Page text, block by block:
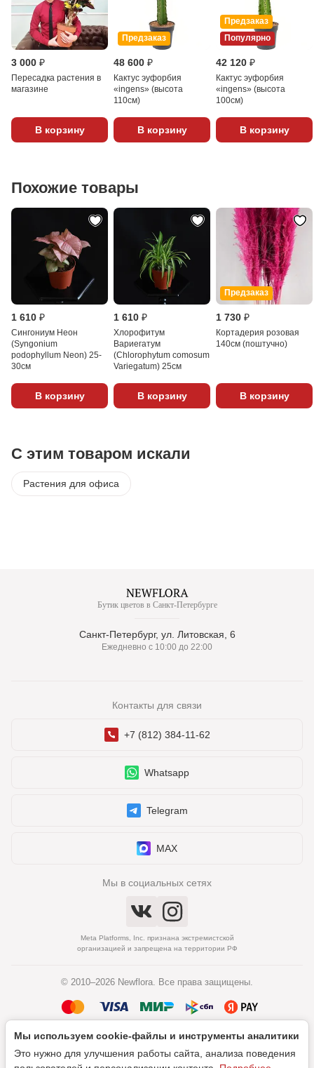
3 000 ₽
Пересадка растения в
магазине
В корзину
Предзаказ
48 600 ₽
Кактус эуфорбия
«ingens» (высота
110см)
В корзину
Предзаказ
Популярно
42 120 ₽
Кактус эуфорбия
«ingens» (высота
100см)
В корзину
Похожие товары
1 610 ₽
Сингониум Неон
(Syngonium
podophyllum Neon) 25-
30см
В корзину
1 610 ₽
Хлорофитум
Вариегатум
(Chlorophytum comosum
Variegatum) 25см
В корзину
Предзаказ
1 730 ₽
Кортадерия розовая
140см (поштучно)
В корзину
С этим товаром искали
Растения для офиса
Бутик цветов в Санкт-Петербурге
Санкт-Петербург, ул. Литовская, 6
Ежедневно с 10:00 до 22:00
Контакты для связи
+7 (812) 384-11-62
Whatsapp
Telegram
MAX
Мы в социальных сетях
Meta Platforms, Inc. признана экстремистской
организацией и запрещена на территории РФ
© 2010–2026 Newflora. Все права защищены.
Политика обработки персональных данных
Согласие на обработку персональных данных
Мы используем cookie‑файлы и инструменты аналитики
Это нужно для улучшения работы сайта, анализа поведения